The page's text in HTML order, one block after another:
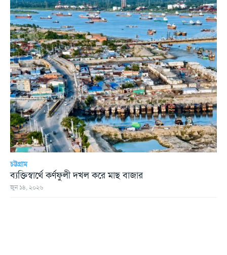
চট্টগ্রাম
ব্যক্তিস্বার্থে কর্ণফুলী দখল করে মাছ বাজার
জুন ১৪, ২০২৬